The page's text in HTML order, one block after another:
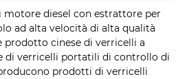
motore diesel con estrattore per
ad alta velocità di alta qualità
prodotto cinese di verricelli a
di verricelli portatili di controllo di
prodotti di verricelli